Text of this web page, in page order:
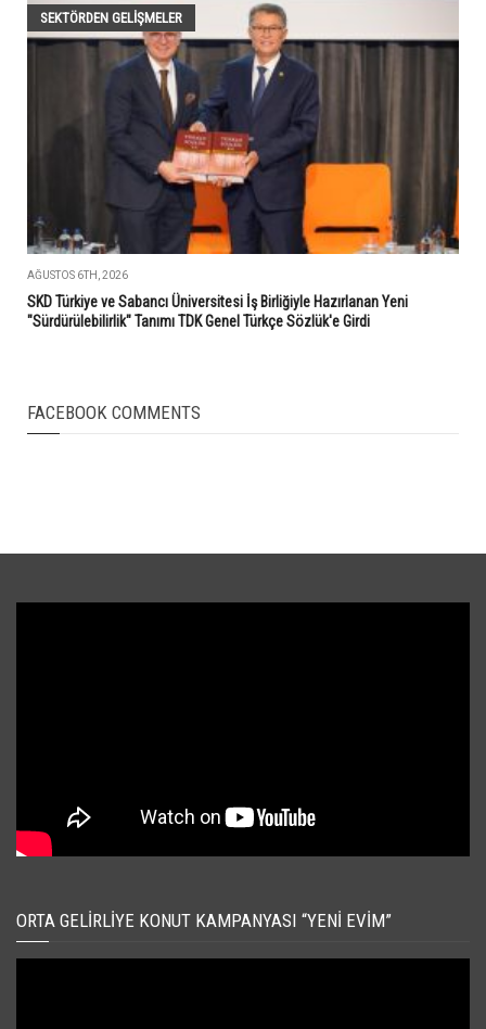
SEKTÖRDEN GELIŞMELER
AĞUSTOS 6TH, 2026
SKD Türkiye ve Sabancı Üniversitesi İş Birliğiyle Hazırlanan Yeni
"Sürdürülebilirlik" Tanımı TDK Genel Türkçe Sözlük'e Girdi
FACEBOOK COMMENTS
ORTA GELIRLIYE KONUT KAMPANYASI “YENI EVIM”